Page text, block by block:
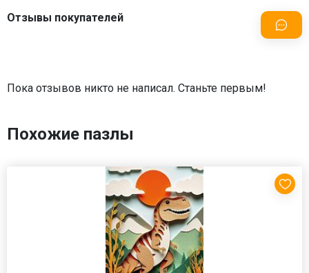
Отзывы покупателей
Пока отзывов никто не написал. Станьте первым!
Похожие пазлы